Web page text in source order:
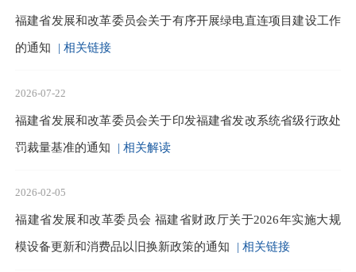
福建省发展和改革委员会关于有序开展绿电直连项目建设工作
的通知
| 相关链接
2026-07-22
福建省发展和改革委员会关于印发福建省发改系统省级行政处
罚裁量基准的通知
| 相关解读
2026-02-05
福建省发展和改革委员会 福建省财政厅关于2026年实施大规
模设备更新和消费品以旧换新政策的通知
| 相关链接